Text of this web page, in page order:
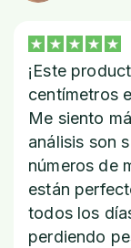
¡Este
centímetros
Me siento
análisis son
números de
están
todos los
perdiendo